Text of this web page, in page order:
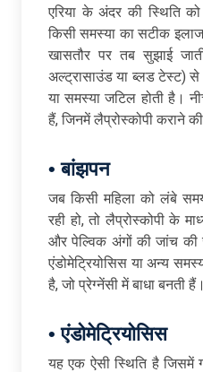
एरिया के अंदर की स्थिति
किसी समस्या का सटीक
खासतौर पर तब सुझाई
अल्ट्रासाउंड या ब्लड टेस्ट) से
या समस्या जटिल होती है।
हैं, जिनमें लैप्रोस्कोपी कराने
•बांझपन
जब किसी महिला को लंबे
रही हो, तो लैप्रोस्कोपी के
और पेल्विक अंगों की जांच
एंडोमेट्रियोसिस या अन्य
है, जो प्रेग्नेंसी में बाधा बनती हैं।
•एंडोमेट्रियोसिस
यह एक ऐसी स्थिति है जिसमें